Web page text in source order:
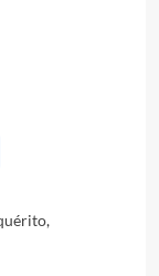
Share
,